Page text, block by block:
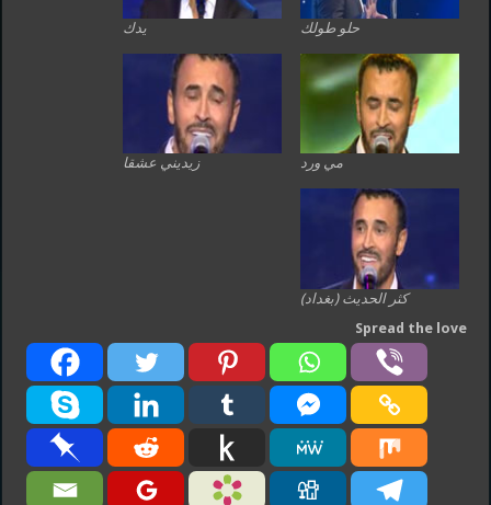
حلو طولك يدك
مي ورد زيديني عشقا
كثر الحديث (بغداد)
Spread the love